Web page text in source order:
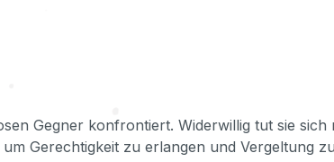
Gegner konfrontiert. Widerwillig tut sie
Gerechtigkeit zu erlangen und Vergeltung